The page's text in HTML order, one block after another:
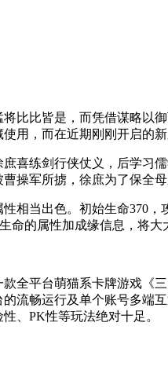
比比皆是，而凭借谋略以
用，而在近期刚刚开启的
喜练剑行侠仗义，后学习
操军所掳，徐庶为了保全
相当出色。初始生命370
命的属性加成缘信息，将
款全平台萌猫系卡牌游戏
流畅运行及单个账号多端
、PK性等玩法绝对十足。